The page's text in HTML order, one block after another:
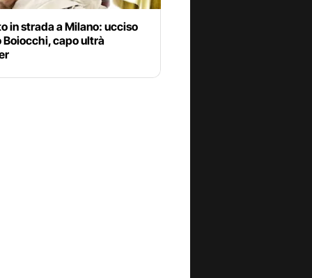
in strada a Milano: ucciso
capo ultrà